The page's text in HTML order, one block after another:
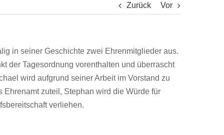
Zurück Vor
in seiner Geschichte zwei Ehrenmitglieder aus.
der Tagesordnung vorenthalten und überrascht
wird aufgrund seiner Arbeit im Vorstand zu
zuteil, Stephan wird die Würde für
verliehen.